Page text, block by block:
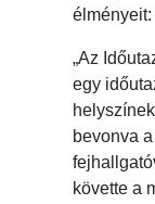
élményeit:
„Az
egy
bevonva
követte a